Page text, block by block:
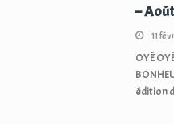
–
11
OYÉ
édition